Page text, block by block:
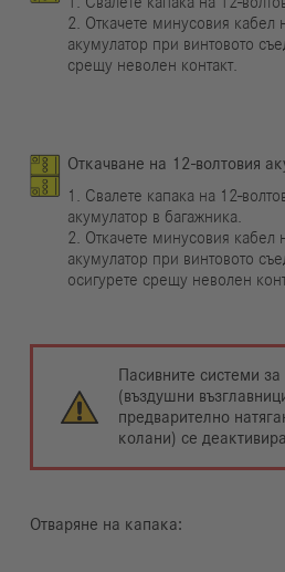
2. Откачете минусовия кабел
акумулатор при винтовото
срещу неволен контакт.
Откачване на 12-волтовия
1. Свалете капака на 12-
акумулатор в багажника.
2. Откачете минусовия кабел
акумулатор при винтовото
осигурете срещу неволен
Пасивните системи за
(въздушни
предварително
колани) се
Отваряне на капака: